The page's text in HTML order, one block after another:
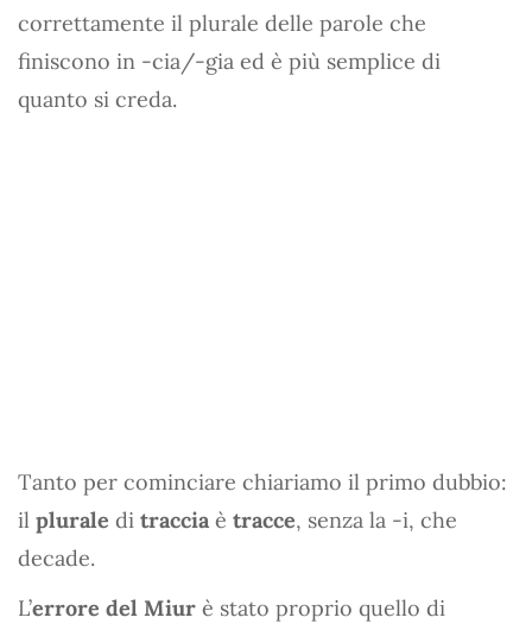
correttamente il plurale delle parole che
finiscono in -cia/-gia ed è più semplice di
quanto si creda.
Tanto per cominciare chiariamo il primo dubbio:
il plurale di traccia è tracce, senza la -i, che
decade.
L’errore del Miur è stato proprio quello di